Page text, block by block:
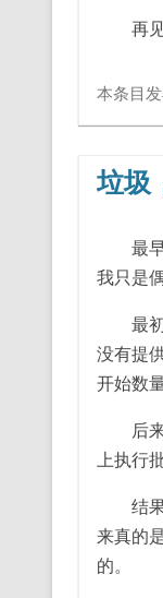
再见
本条目
垃圾
最早
我只是
最初
没有提
开始数
后来
上执行
结果
来真的
的。